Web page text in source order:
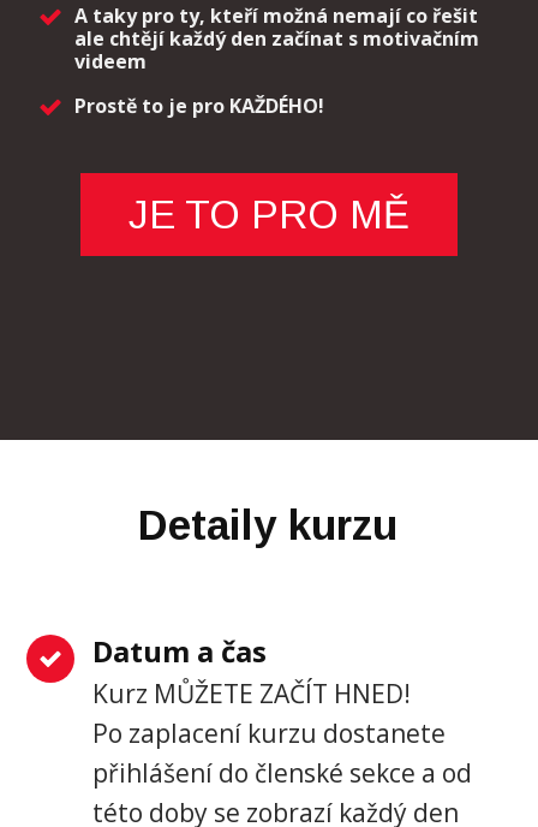
A taky pro ty, kteří možná nemají co řešit
ale chtějí každý den začínat s motivačním
videem
Prostě to je pro KAŽDÉHO!
JE TO PRO MĚ
Detaily kurzu
Datum a čas
Kurz MŮŽETE ZAČÍT HNED!
Po zaplacení kurzu dostanete
přihlášení do členské sekce a od
této doby se zobrazí každý den